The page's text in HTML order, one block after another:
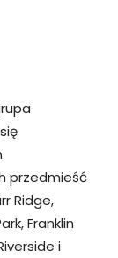
przedmieść
Ridge,
Franklin
i